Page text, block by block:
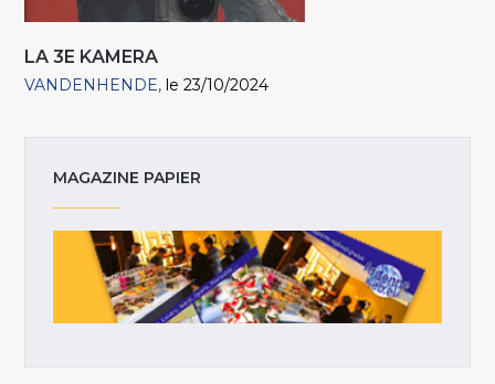
LA 3E KAMERA
VANDENHENDE le 23/10/2024
MAGAZINE PAPIER